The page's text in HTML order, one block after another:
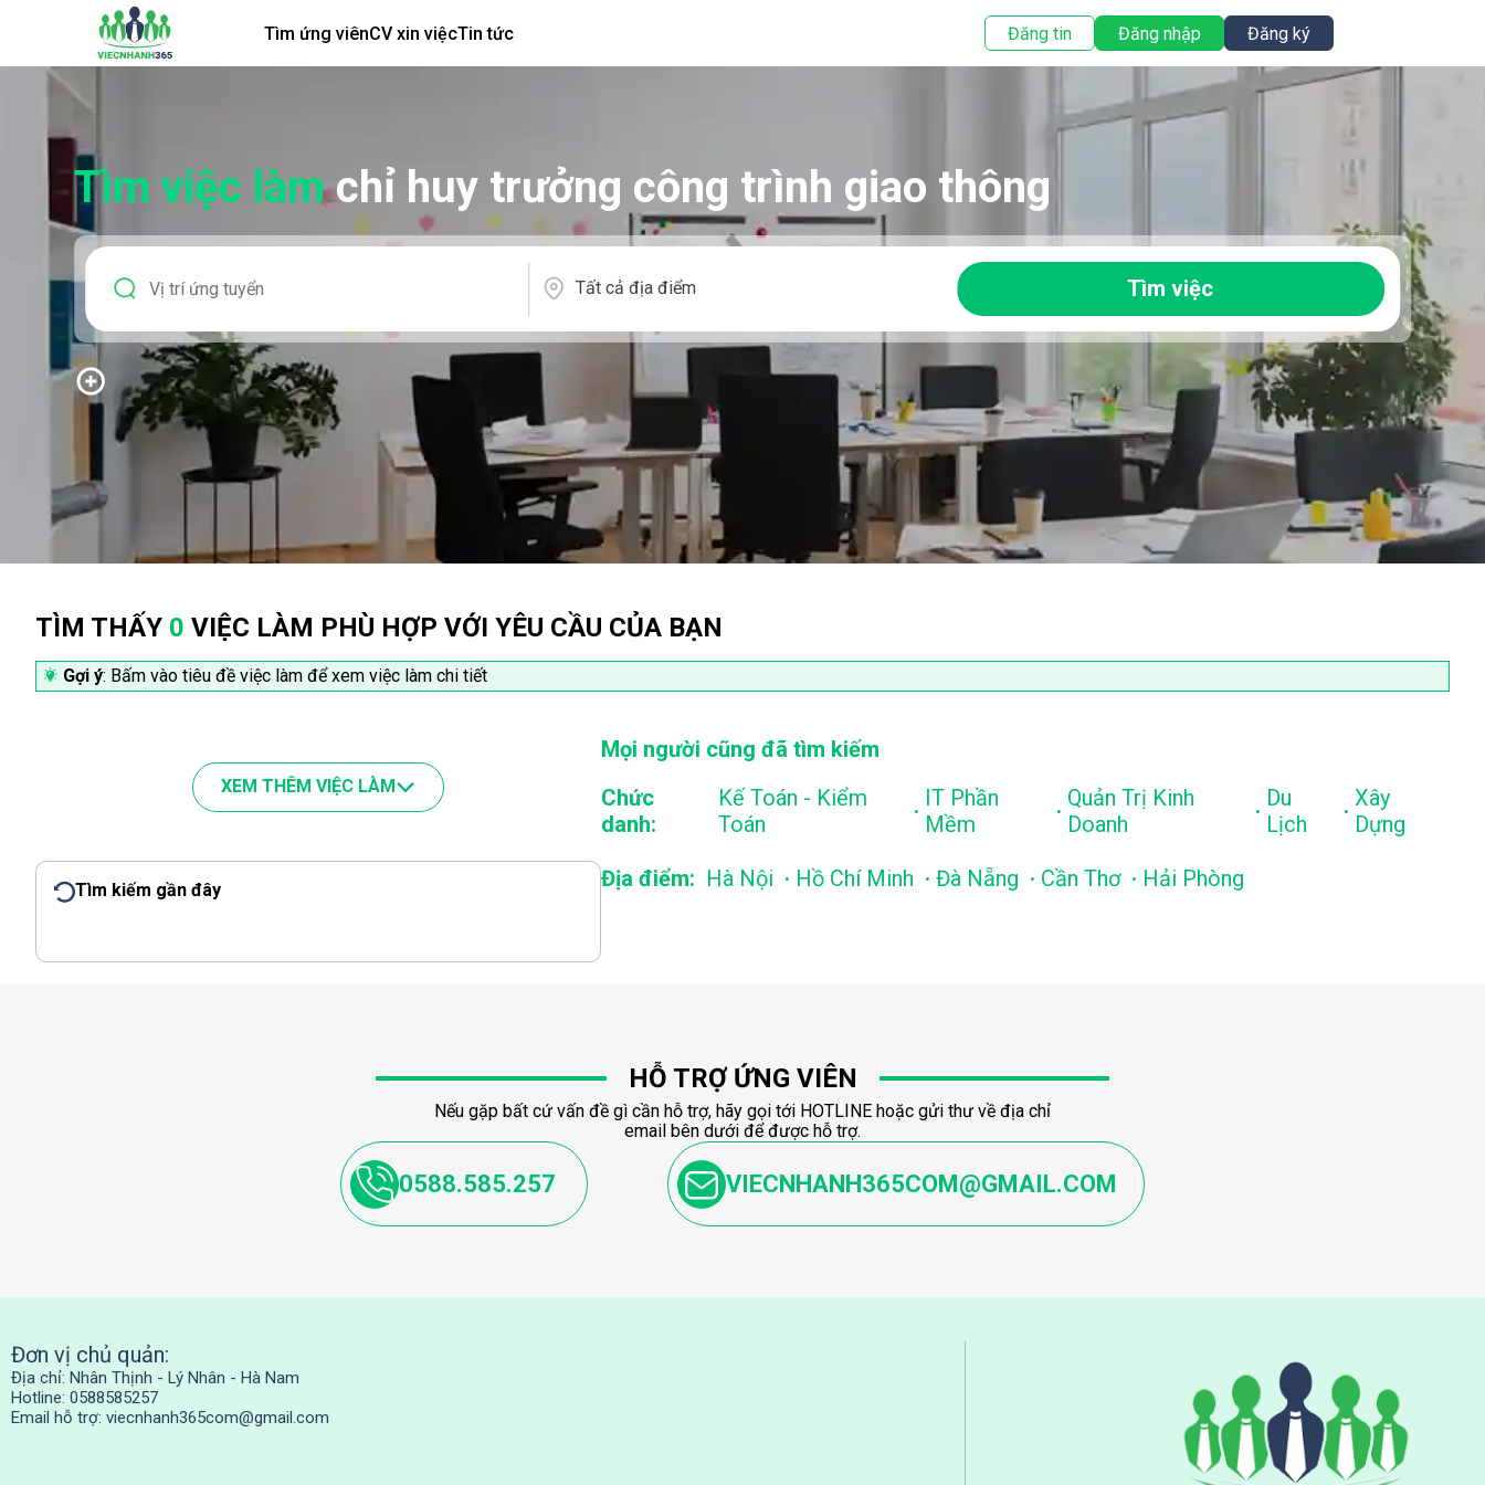
Tìm ứng viênCV xin việcTin tức Đăng tin Đăng nhập Đăng ký
Tìm việc làmchỉ huy trưởng công trình giao thông
Tất cả địa điểm Tìm việc
TÌM THẤY 0 VIỆC LÀM PHÙ HỢP VỚI YÊU CẦU CỦA BẠN
Gợi ý: Bấm vào tiêu đề việc làm để xem việc làm chi tiết
XEM THÊM VIỆC LÀM
Tìm kiếm gần đây
Mọi người cũng đã tìm kiếm
Chức
danh:
Kế Toán - Kiểm
Toán
. IT Phần
Mềm
. Quản Trị Kinh
Doanh
. Du
Lịch
. Xây
Dựng
Địa điểm: Hà Nội . Hồ Chí Minh . Đà Nẵng . Cần Thơ . Hải Phòng
HỖ TRỢ ỨNG VIÊN
Nếu gặp bất cứ vấn đề gì cần hỗ trợ, hãy gọi tới HOTLINE hoặc gửi thư về địa chỉ
email bên dưới để được hỗ trợ.
0588.585.257 VIECNHANH365COM@GMAIL.COM
Đơn vị chủ quản:
Địa chỉ: Nhân Thịnh - Lý Nhân - Hà Nam
Hotline: 0588585257
Email hỗ trợ: viecnhanh365com@gmail.com